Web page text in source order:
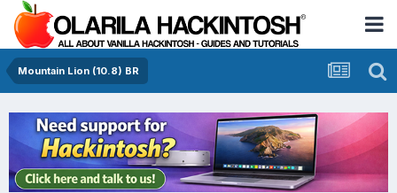
Mountain Lion (10.8) BR